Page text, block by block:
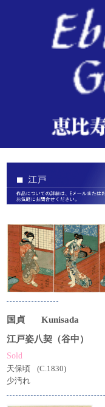
国貞
Kunisada
江戸姿八契（谷中）
Sold
天保頃
(C.1830)
少汚れ